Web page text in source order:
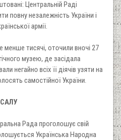
Центральній Раді
повну незалежність України і
армії.
менше тисячі, оточили вночі 27
музею, де засідала
негайно всіх її діячів узяти на
самостійної України.
Рада проголошує свій
Українська Народна